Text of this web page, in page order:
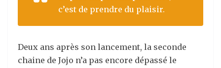
c’est de prendre du plaisir.
Deux ans après son lancement, la seconde
chaine de Jojo n’a pas encore dépassé le